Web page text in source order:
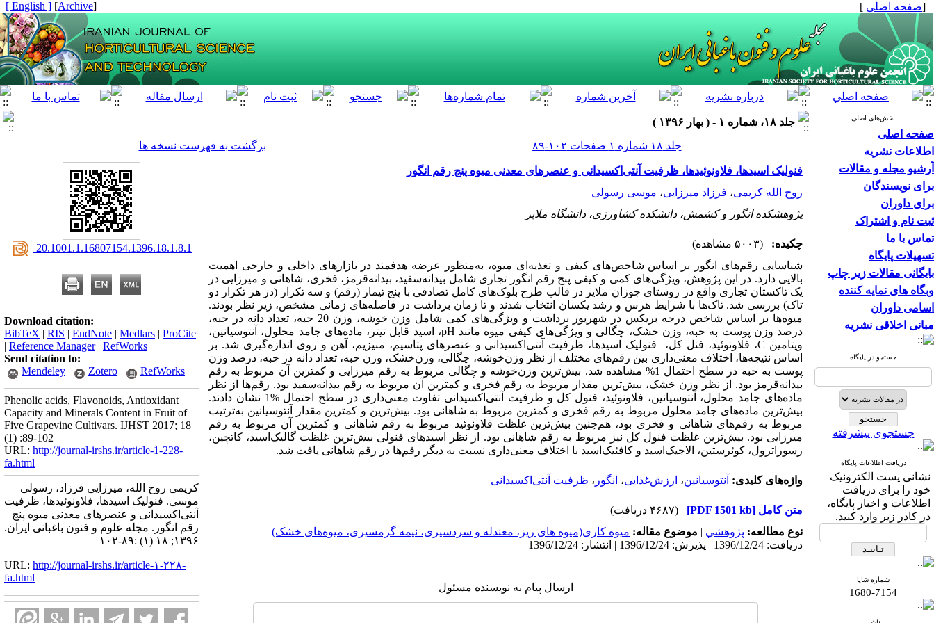
[صفحه اصلی ]
[
Archive
]
[ English ]
بخش‌های اصلی
صفحه اصلی
اطلاعات نشریه
آرشیو مجله و مقالات
برای نویسندگان
برای داوران
ثبت نام و اشتراک
تماس با ما
تسهیلات پایگاه
بایگانی مقالات زیر چاپ
وبگاه های نمایه کننده
اسامی داوران
مبانی اخلاقی نشریه
جستجو در پایگاه
جستجوی پیشرفته
دریافت اطلاعات پایگاه
نشانی پست الکترونیک
خود را برای دریافت
اطلاعات و اخبار پایگاه،
در کادر زیر وارد کنید.
شماره شاپا
1680-7154
جلد ۱۸، شماره ۱ - ( بهار ۱۳۹۶ )
جلد ۱۸ شماره ۱ صفحات ۱۰۲-۸۹
برگشت به فهرست نسخه ها
‌‌فنولیک اسیدها، فلاونوئیدها، ظرفیت آنتی‌‌اکسیدانی و عنصرهای معدنی میوه پنج رقم انگور
روح الله کریمی، فرزاد میرزایی، موسی رسولی
پژوهشکده انگور و کشمش، دانشکده کشاورزی، دانشگاه ملایر
چکیده:
(۵۰۰۳ مشاهده)
شناسایی رقم‌‌های انگور بر اساس شاخص‌‌های کیفی و تغذیه‌‌ای میوه، به‌منظور عرضه هدفمند در بازار‌‌های داخلی و خارجی اهمیت
بالایی دارد. در این پژوهش، ویژگی‌‌های کمی و کیفی پنج رقم انگور تجاری شامل بیدانه‌‌سفید، بیدانه‌‌قرمز، فخری‌‌، شاهانی و میرزایی در
یک تاکستان تجاری واقع در روستای جوزان ملایر در قالب طرح بلوک‌‌های کامل تصادفی با پنج تیمار (رقم) و سه تکرار (در هر تکرار دو
تاک) بررسی شد. تاک‌‌ها با شرایط هرس و رشد یکسان انتخاب شدند و تا زمان برداشت در فاصله‌های زمانی مشخص، زیر نظر بودند.
میوه‌‌ها بر اساس شاخص درجه بریکس در شهریور برداشت و ویژگی‌های کمی شامل وزن خوشه، وزن 20 حبه، تعداد دانه در حبه،
درصد وزن پوست به حبه، وزن خشک، چگالی و ویژگی‌های کیفی میوه مانند pH، اسید قابل ‌‌تیتر، ماده‌های‌‌ جامد محلول، آنتوسیانین،
ویتامین C، فلاونوئید، فنل ‌‌کل، ‌‌فنولیک اسیدها، ظرفیت ‌‌آنتی‌‌اکسیدانی و عنصرهای پتاسیم، منیزیم، آهن و روی اندازه‌‌گیری شد. بر
اساس نتیجه‌ها، اختلاف معنی‌‌داری بین رقم‌‌های مختلف از نظر وزن‌‌خوشه، چگالی، وزن‌‌خشک، وزن حبه، تعداد دانه در حبه، درصد ‌‌وزن
‌‌پوست به حبه در سطح احتمال 1% مشاهده شد. بیش‌ترین وزن‌‌خوشه و چگالی مربوط به رقم میرزایی و کمترین آن مربوط به رقم
بیدانه‌‌قرمز بود. از نظر وزن خشک، بیش‌ترین مقدار مربوط به رقم فخری و کمترین آن مربوط به رقم بیدانه‌‌سفید بود. رقم‌‌ها از نظر
ماده‌های جامد ‌‌محلول، آنتوسیانین، فلاونوئید، فنول‌‌ کل و ظرفیت آنتی‌‌اکسیدانی تفاوت معنی‌‌داری در سطح احتمال %1 نشان دادند.
بیش‌ترین ماده‌های‌‌ جامد ‌‌محلول مربوط به رقم فخری و کمترین مربوط به شاهانی بود. بیش‌ترین و کمترین مقدار آنتوسیانین به‌ترتیب
مربوط به رقم‌‌های شاهانی و فخری بود، هم‌چنین بیش‌ترین غلظت فلاونوئید مربوط به رقم شاهانی و کمترین آن مربوط به رقم
میرزایی بود. بیش‌ترین غلظت فنول‌‌ کل نیز مربوط به رقم شاهانی بود. از نظر اسیدهای فنولی بیش‌ترین غلظت گالیک‌‌اسید، کاتچین،
رسوراترول، کوئرستین، الاجیک‌‌اسید و کافئیک‌‌اسید با اختلاف معنی‌‌داری نسبت به دیگر رقم‌‌ها در رقم شاهانی یافت شد.
واژه‌های کلیدی: آنتوسیانین، ارزش‌‌غذایی، انگور ، ظرفیت آنتی‌‌اکسیدانی
متن کامل [PDF 1501 kb]
(۴۶۸۷ دریافت)
نوع مطالعه: پژوهشي | موضوع مقاله: میوه کاری(میوه های ریز، معندله و سردسیری، نیمه گرمسیری، میوه‌های خشک)
دریافت: 1396/12/24 | پذیرش: 1396/12/24 | انتشار: 1396/12/24
ارسال پیام به نویسنده مسئول
‎ 20.1001.1.16807154.1396.18.1.8.1
Download citation:
BibTeX | RIS | EndNote | Medlars | ProCite
| Reference Manager| RefWorks
Send citation to:
Mendeley
Zotero RefWorks
Phenolic acids, Flavonoids, Antioxidant
Capacity and Minerals Content in Fruit of
Five Grapevine Cultivars. IJHST 2017; 18
(1) :89-102
URL: http://journal-irshs.ir/article-1-228-
fa.html
کریمی روح الله، میرزایی فرزاد، رسولی
موسی. ‌‌فنولیک اسیدها، فلاونوئیدها، ظرفیت
آنتی‌‌اکسیدانی و عنصرهای معدنی میوه پنج
رقم انگور. مجله علوم و فنون باغبانی ایران.
۱۳۹۶; ۱۸ (۱) :۸۹-۱۰۲
URL: http://journal-irshs.ir/article-۱-۲۲۸-
fa.html